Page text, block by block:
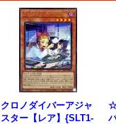
クロノダイバーアジャ
スター【レア】{SLT1-
☆